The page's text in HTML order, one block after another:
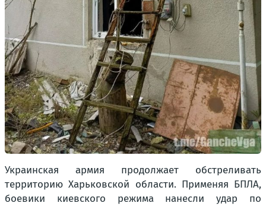
Украинская армия продолжает обстреливать
территорию Харьковской области. Применяя БПЛА,
боевики киевского режима нанесли удар по